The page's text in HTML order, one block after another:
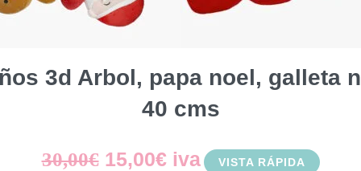
3d Arbol, papa noel, galleta
40 cms
30,00€ El
15,00€Eliva VISTA RÁPIDA